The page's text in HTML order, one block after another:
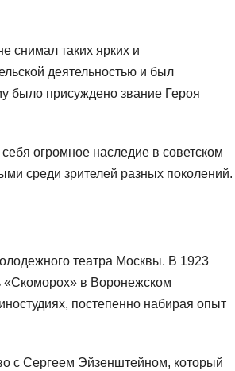
снимал таких ярких и
деятельностью и был
было присуждено звание Героя
огромное наследие в советском
среди зрителей разных поколений.
театра Москвы. В 1923
«Скоморох» в Воронежском
постепенно набирая опыт
с Сергеем Эйзенштейном, который